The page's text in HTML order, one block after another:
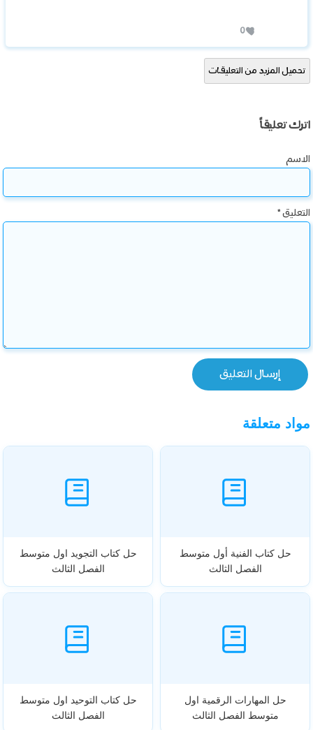
0
تحميل المزيد من التعليقات
اترك تعليقاً
الاسم
التعليق*
مواد متعلقة
حل كتاب الفنية أول متوسط
الفصل الثالث
حل كتاب التجويد اول متوسط
الفصل الثالث
حل المهارات الرقمية اول
متوسط الفصل الثالث
حل كتاب التوحيد اول متوسط
الفصل الثالث